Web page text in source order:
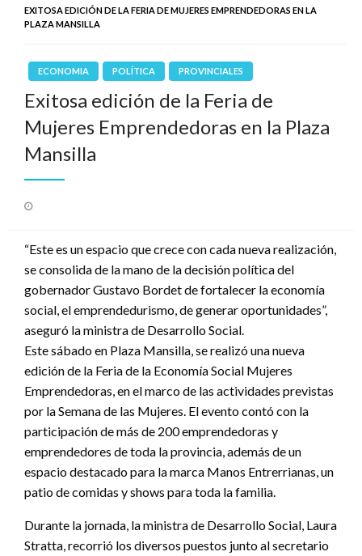
EXITOSA EDICIÓN DE LA FERIA DE MUJERES EMPRENDEDORAS EN LA
PLAZA MANSILLA
ECONOMIA POLÍTICA PROVINCIALES
Exitosa edición de la Feria de
Mujeres Emprendedoras en la Plaza
Mansilla
“Este es un espacio que crece con cada nueva realización,
se consolida de la mano de la decisión política del
gobernador Gustavo Bordet de fortalecer la economía
social, el emprendedurismo, de generar oportunidades”,
aseguró la ministra de Desarrollo Social.
Este sábado en Plaza Mansilla, se realizó una nueva
edición de la Feria de la Economía Social Mujeres
Emprendedoras, en el marco de las actividades previstas
por la Semana de las Mujeres. El evento contó con la
participación de más de 200 emprendedoras y
emprendedores de toda la provincia, además de un
espacio destacado para la marca Manos Entrerrianas, un
patio de comidas y shows para toda la familia.
Durante la jornada, la ministra de Desarrollo Social, Laura
Stratta, recorrió los diversos puestos junto al secretario